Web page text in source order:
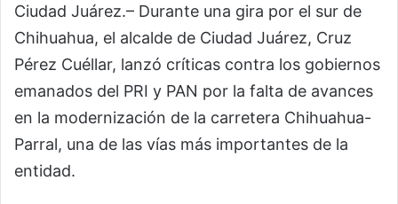
Ciudad Juárez.– Durante una gira por el sur de
Chihuahua, el alcalde de Ciudad Juárez, Cruz
Pérez Cuéllar, lanzó críticas contra los gobiernos
emanados del PRI y PAN por la falta de avances
en la modernización de la carretera Chihuahua-
Parral, una de las vías más importantes de la
entidad.